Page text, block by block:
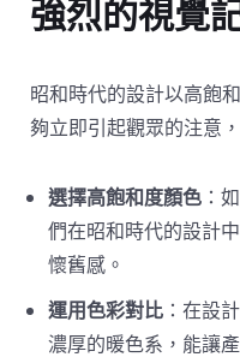
強烈的視覺
昭和時代的設計以高飽
夠立即引起觀眾的注意
選擇高飽和度顏色 ：
們在昭和時代的設計
懷舊感。
運用色彩對比 ：在設
濃厚的暖色系，能讓